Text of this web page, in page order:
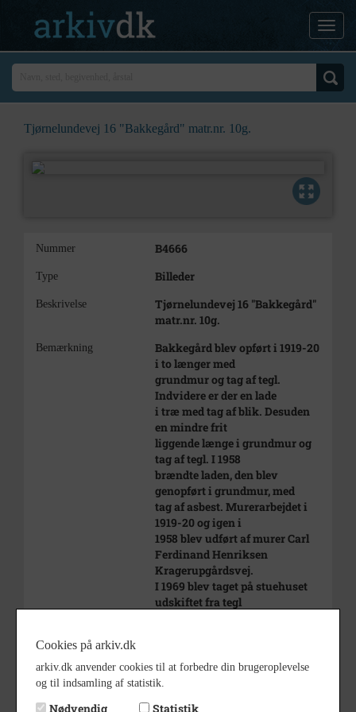
Tjørnelundevej 16 "Bakkegård" matr.nr. 10g.
Nummer B4666
Type Billeder
Beskrivelse
Tjørnelundevej 16 "Bakkegård"
matr.nr. 10g.
Bemærkning
Bakkegård blev opført i 1919-20
i to længer med
grundmur og tag af tegl.
Indvidere er der en lade
i træ med tag af blik. Desuden
en mindre frit
liggende længe i grundmur og
tag af tegl. I 1958
brændte laden, den blev
genopført i grundmur, med
tag af asbest. Murerarbejdet i
1919-20 og igen i
1958 blev udført af murer Carl
Ferdinand Henriksen
Kragerupgårdsvej.
I 1969 blev taget på stuehuset
udskiftet fra tegl
fra Rasmus
Rasmussen til Ole Peder Hansen
Cookies på arkiv.dk
arkiv.dk anvender cookies til at forbedre din brugeroplevelse
og til indsamling af statistik.
Nødvendig
Statistik